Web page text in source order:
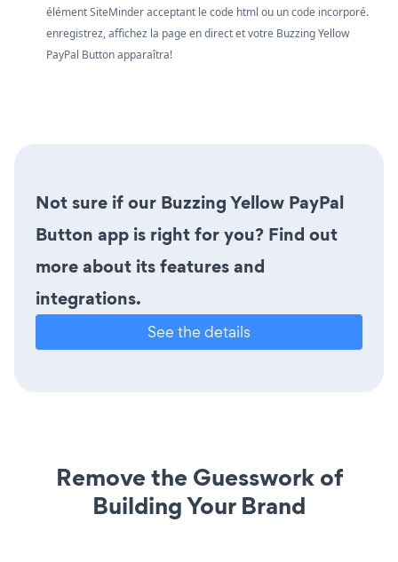
élément SiteMinder acceptant le code html ou un code incorporé.
enregistrez, affichez la page en direct et votre Buzzing Yellow
PayPal Button apparaîtra!
Not sure if our Buzzing Yellow PayPal
Button app is right for you? Find out
more about its features and
integrations.
See the details
Remove the Guesswork of
Building Your Brand